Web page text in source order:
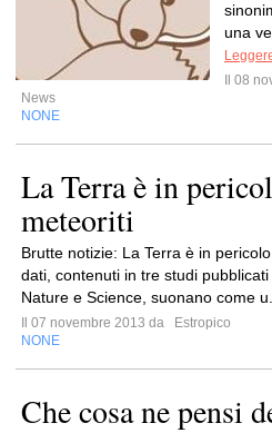
una
Il 08
News
NONE
La Terra è in
meteoriti
Brutte notizie: La Terra è in
dati, contenuti in tre studi
Nature e Science, suonano come
Il 07 novembre 2013 da
Estropico
NONE
Che cosa ne pensi